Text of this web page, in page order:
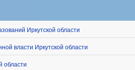
Иркутской области
власти Иркутской области
области